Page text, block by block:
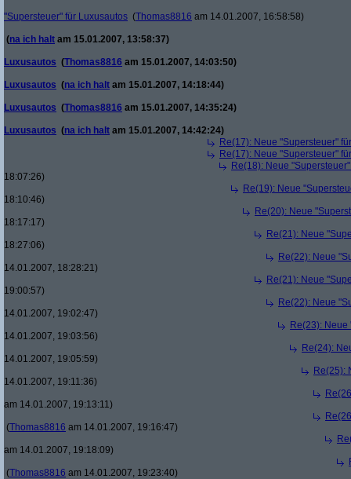
"Supersteuer" für Luxusautos (Thomas8816 am 14.01.2007, 16:58:58)
(na ich halt am 15.01.2007, 13:58:37)
Luxusautos (Thomas8816 am 15.01.2007, 14:03:50)
Luxusautos (na ich halt am 15.01.2007, 14:18:44)
Luxusautos (Thomas8816 am 15.01.2007, 14:35:24)
Luxusautos (na ich halt am 15.01.2007, 14:42:24)
Re(17): Neue "Supersteuer"
Re(17): Neue "Supersteuer"
Re(18): Neue
18:07:26)
Re(19): Neue
18:10:46)
Re(20): Neue
18:17:17)
Re(21): Neue
18:27:06)
Re(22): Neue
14.01.2007, 18:28:21)
Re(21): Neue
19:00:57)
Re(22): Neue
14.01.2007, 19:02:47)
Re(23):
14.01.2007, 19:03:56)
Re(24):
14.01.2007, 19:05:59)
Re(25):
14.01.2007, 19:11:36)
am 14.01.2007, 19:13:11)
(Thomas8816 am 14.01.2007, 19:16:47)
am 14.01.2007, 19:18:09)
(Thomas8816 am 14.01.2007, 19:23:40)